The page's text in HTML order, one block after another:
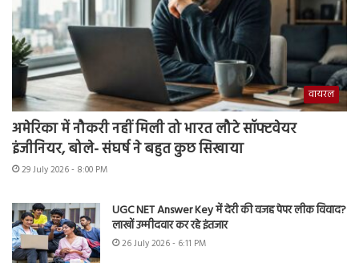
वायरल
अमेरिका में नौकरी नहीं मिली तो भारत लौटे सॉफ्टवेयर
इंजीनियर, बोले- संघर्ष ने बहुत कुछ सिखाया
29 July 2026 - 8:00 PM
UGC NET Answer Key में देरी की वजह पेपर लीक विवाद?
लाखों उम्मीदवार कर रहे इंतजार
26 July 2026 - 6:11 PM